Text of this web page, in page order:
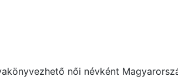
női névként